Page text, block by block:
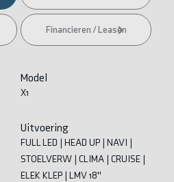
Financieren / Leasen
Model
X1
Uitvoering
FULL LED | HEAD UP | NAVI |
STOELVERW | CLIMA | CRUISE |
ELEK KLEP | LMV 18''